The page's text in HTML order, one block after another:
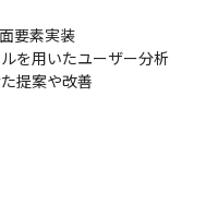
要素実装
を用いたユーザー分析
提案や改善
7月時点）